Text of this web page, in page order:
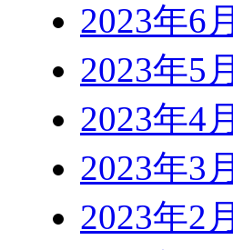
2023年6月
2023年5月
2023年4月
2023年3月
2023年2月